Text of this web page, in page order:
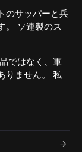
のサッパーと兵
。 ソ連製のス
ではなく、軍
りません。 私